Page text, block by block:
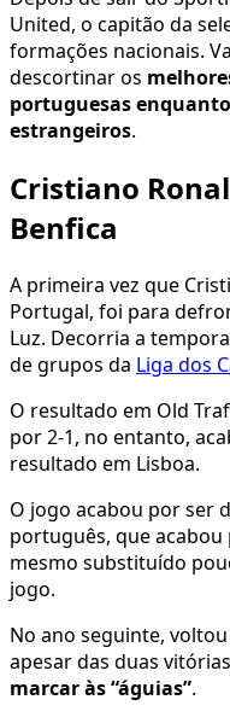
United, o capitão da
formações nacionais.
descortinar os
portuguesas
estrangeiros.
Cristiano
Benfica
A primeira vez que
Portugal, foi para
Luz. Decorria a
de grupos da Liga dos
O resultado em Old
por 2-1, no entanto,
resultado em Lisboa.
O jogo acabou por ser
português, que
mesmo substituído
jogo.
No ano seguinte,
apesar das duas
marcar às “águias”.